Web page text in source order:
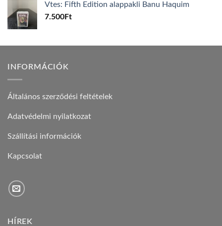
Vtes: Fifth Edition alappakli Banu Haquim
7.500Ft
INFORMÁCIÓK
Általános szerződési feltételek
Adatvédelmi nyilatkozat
Szállítási információk
Kapcsolat
HÍREK